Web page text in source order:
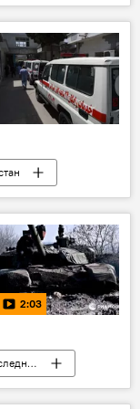
2:03
Спецоперация России по защите Донбасса: последние новости